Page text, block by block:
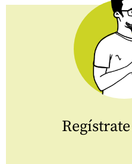
Regístrate